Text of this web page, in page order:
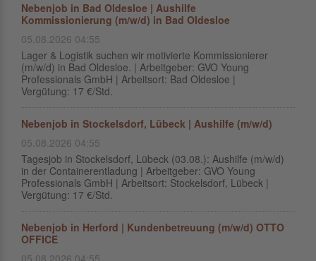
Nebenjob in Bad Oldesloe | Aushilfe
Kommissionierung (m/w/d) in Bad Oldesloe
05.08.2026 04:55
Lager & Logistik suchen wir motivierte Kommissionierer
(m/w/d) in Bad Oldesloe. | Arbeitgeber: GVO Young
Professionals GmbH | Arbeitsort: Bad Oldesloe |
Vergütung: 17 €/Std.
Nebenjob in Stockelsdorf, Lübeck | Aushilfe (m/w/d)
05.08.2026 04:55
Tagesjob in Stockelsdorf, Lübeck (03.08.): Aushilfe (m/w/d)
in der Containerentladung | Arbeitgeber: GVO Young
Professionals GmbH | Arbeitsort: Stockelsdorf, Lübeck |
Vergütung: 17 €/Std.
Nebenjob in Herford | Kundenbetreuung (m/w/d) OTTO
OFFICE
05.08.2026 04:55